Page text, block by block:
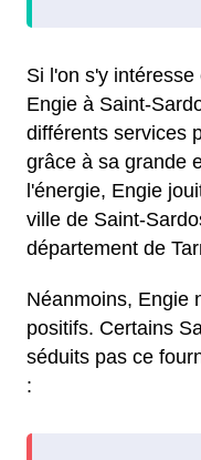
Si l'on s'y
Engie à Saint-
différents services
grâce à sa grande
l'énergie, Engie
ville de Saint-
département de
Néanmoins, Engie
positifs. Certains
séduits pas ce
: